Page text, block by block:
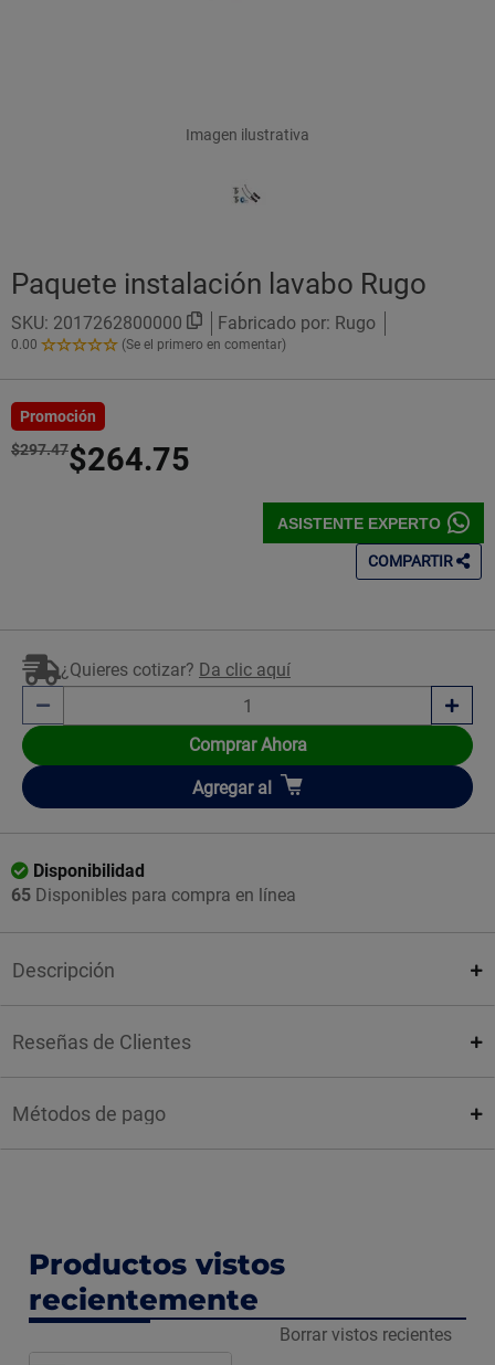
Imagen ilustrativa
Paquete instalación lavabo Rugo
SKU: 2017262800000 Fabricado por: Rugo
0.00
0.00
Estrellas!
(Se el primero en comentar)
Promoción
$297.47$264.75
ASISTENTE EXPERTO
COMPARTIR
¿Quieres cotizar? Da clic aquí
Comprar Ahora
Añadir
Agregar al
Disponibilidad
65 Disponibles para compra en línea
Descripción
Reseñas de Clientes
Métodos de pago
Productos vistos
recientemente
Borrar vistos recientes